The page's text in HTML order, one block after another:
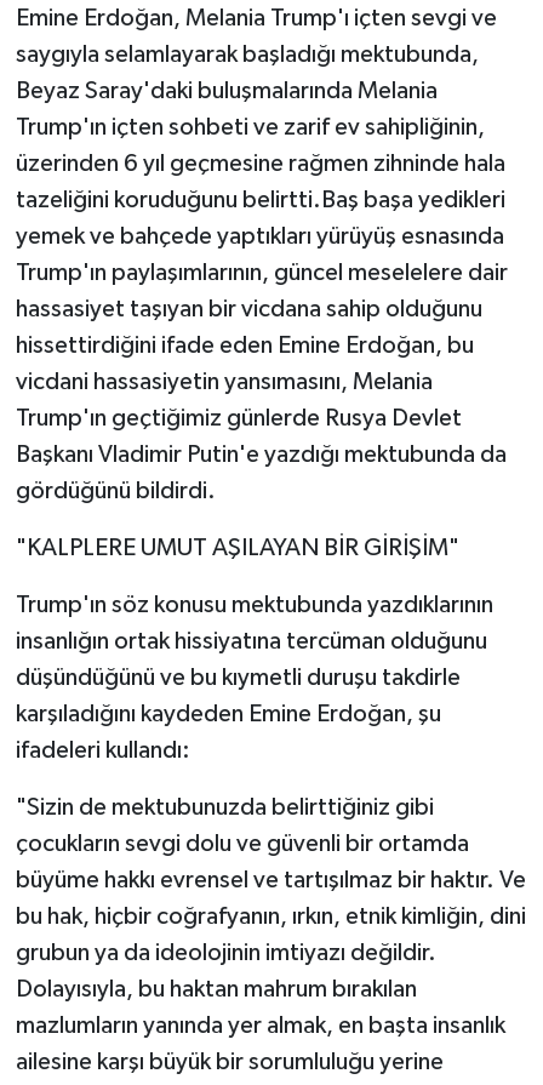
Emine Erdoğan, Melania Trump'ı içten sevgi ve
saygıyla selamlayarak başladığı mektubunda,
Beyaz Saray'daki buluşmalarında Melania
Trump'ın içten sohbeti ve zarif ev sahipliğinin,
üzerinden 6 yıl geçmesine rağmen zihninde hala
tazeliğini koruduğunu belirtti.Baş başa yedikleri
yemek ve bahçede yaptıkları yürüyüş esnasında
Trump'ın paylaşımlarının, güncel meselelere dair
hassasiyet taşıyan bir vicdana sahip olduğunu
hissettirdiğini ifade eden Emine Erdoğan, bu
vicdani hassasiyetin yansımasını, Melania
Trump'ın geçtiğimiz günlerde Rusya Devlet
Başkanı Vladimir Putin'e yazdığı mektubunda da
gördüğünü bildirdi.
"KALPLERE UMUT AŞILAYAN BİR GİRİŞİM"
Trump'ın söz konusu mektubunda yazdıklarının
insanlığın ortak hissiyatına tercüman olduğunu
düşündüğünü ve bu kıymetli duruşu takdirle
karşıladığını kaydeden Emine Erdoğan, şu
ifadeleri kullandı:
"Sizin de mektubunuzda belirttiğiniz gibi
çocukların sevgi dolu ve güvenli bir ortamda
büyüme hakkı evrensel ve tartışılmaz bir haktır. Ve
bu hak, hiçbir coğrafyanın, ırkın, etnik kimliğin, dini
grubun ya da ideolojinin imtiyazı değildir.
Dolayısıyla, bu haktan mahrum bırakılan
mazlumların yanında yer almak, en başta insanlık
ailesine karşı büyük bir sorumluluğu yerine